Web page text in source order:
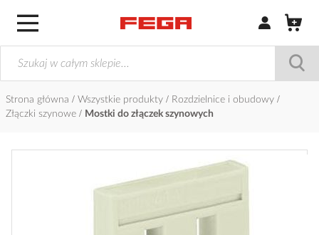
Zaloguj się /
Strona główna Wszystkie produkty
Rozdzielnice i obudowy
Złączki szynowe
Mostki do złączek szynowych